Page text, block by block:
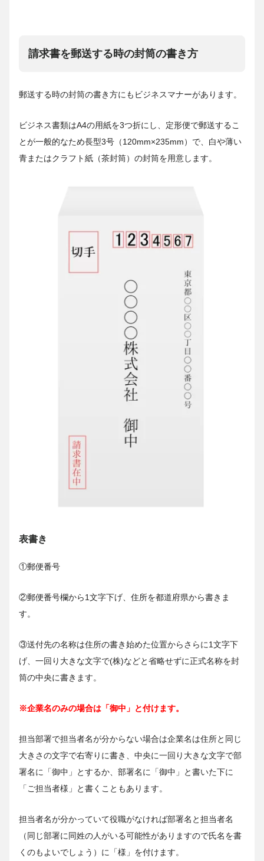
請求書を郵送する時の封筒の書き方
郵送する時の封筒の書き方にもビジネスマナーがあります。
ビジネス書類はA4の用紙を3つ折にし、定形便で郵送するこ
とが一般的なため長型3号（120mm×235mm）で、白や薄い
青またはクラフト紙（茶封筒）の封筒を用意します。
表書き
①郵便番号
②郵便番号欄から1文字下げ、住所を都道府県から書きま
す。
③送付先の名称は住所の書き始めた位置からさらに1文字下
げ、一回り大きな文字で(株)などと省略せずに正式名称を封
筒の中央に書きます。
※企業名のみの場合は「御中」と付けます。
担当部署で担当者名が分からない場合は企業名は住所と同じ
大きさの文字で右寄りに書き、中央に一回り大きな文字で部
署名に「御中」とするか、部署名に「御中」と書いた下に
「ご担当者様」と書くこともあります。
担当者名が分かっていて役職がなければ部署名と担当者名
（同じ部署に同姓の人がいる可能性がありますので氏名を書
くのもよいでしょう）に「様」を付けます。